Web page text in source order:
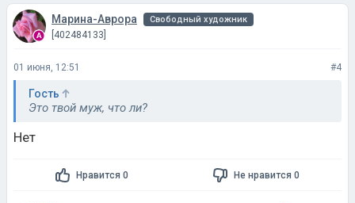
Марина-Аврора Свободный художник
[402484133]
01 июня, 12:51 #4
Гость
Это твой муж, что ли?
Нет
Нравится 0 Не нравится 0